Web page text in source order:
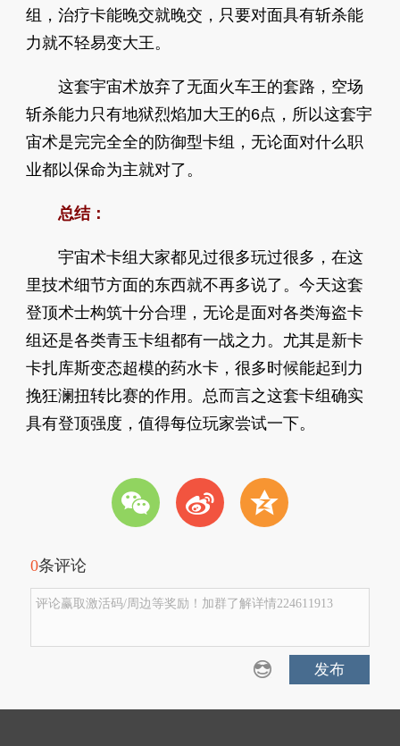
组，治疗卡能晚交就晚交，只要对面具有斩杀能
力就不轻易变大王。
这套宇宙术放弃了无面火车王的套路，空场
斩杀能力只有地狱烈焰加大王的6点，所以这套宇
宙术是完完全全的防御型卡组，无论面对什么职
业都以保命为主就对了。
总结：
宇宙术卡组大家都见过很多玩过很多，在这
里技术细节方面的东西就不再多说了。今天这套
登顶术士构筑十分合理，无论是面对各类海盗卡
组还是各类青玉卡组都有一战之力。尤其是新卡
卡扎库斯变态超模的药水卡，很多时候能起到力
挽狂澜扭转比赛的作用。总而言之这套卡组确实
具有登顶强度，值得每位玩家尝试一下。
w t z
0条评论
评论赢取激活码/周边等奖励！加群了解详情224611913
发布